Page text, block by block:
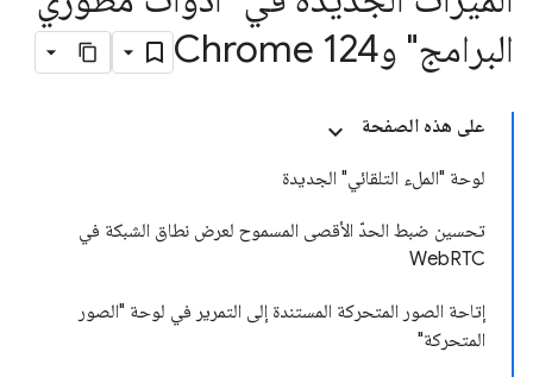
البرامج" وChrome 124
على هذه الصفحة
لوحة "الملء التلقائي" الجديدة
تحسين ضبط الحدّ الأقصى المسموح لعرض نطاق الشبكة في
WebRTC
إتاحة الصور المتحركة المستندة إلى التمرير في لوحة "الصور
المتحركة"